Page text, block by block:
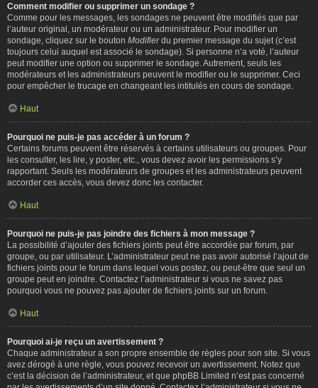
Comment modifier ou supprimer un sondage ?
Comme pour les messages, les sondages ne peuvent être modifiés que par
l’auteur original, un modérateur ou un administrateur. Pour modifier un
sondage, cliquez sur le bouton Modifierdu premier message du sujet (c’est
toujours celui auquel est associé le sondage). Si personne n’a voté, l’auteur
peut modifier une option ou supprimer le sondage. Autrement, seuls les
modérateurs et les administrateurs peuvent le modifier ou le supprimer. Ceci
pour empêcher le trucage en changeant les intitulés en cours de sondage.
Haut
Pourquoi ne puis-je pas accéder à un forum ?
Certains forums peuvent être réservés à certains utilisateurs ou groupes. Pour
les consulter, les lire, y poster, etc., vous devez avoir les permissions s’y
rapportant. Seuls les modérateurs de groupes et les administrateurs peuvent
accorder ces accès, vous devez donc les contacter.
Haut
Pourquoi ne puis-je pas joindre des fichiers à mon message ?
La possibilité d’ajouter des fichiers joints peut être accordée par forum, par
groupe, ou par utilisateur. L’administrateur peut ne pas avoir autorisé l’ajout de
fichiers joints pour le forum dans lequel vous postez, ou peut-être que seul un
groupe peut en joindre. Contactez l’administrateur si vous ne savez pas
pourquoi vous ne pouvez pas ajouter de fichiers joints sur un forum.
Haut
Pourquoi ai-je reçu un avertissement ?
Chaque administrateur a son propre ensemble de règles pour son site. Si vous
avez dérogé à une règle, vous pouvez recevoir un avertissement. Notez que
c’est la décision de l’administrateur, et que phpBB Limited n’est pas concerné